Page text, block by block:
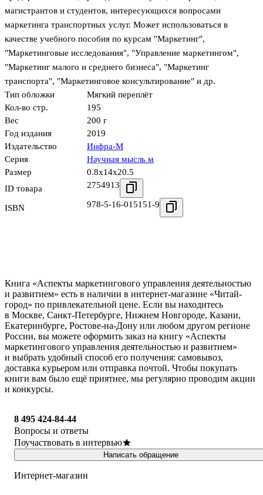
магистрантов и студентов, интересующихся вопросами
маркетинга транспортных услуг. Может использоваться в
качестве учебного пособия по курсам "Маркетинг",
"Маркетинговые исследования", "Управление маркетингом",
"Маркетинг малого и среднего бизнеса", "Маркетинг
транспорта", "Маркетинговое консультирование" и др.
Тип обложки
Мягкий переплёт
Кол-во стр.
195
Вес
200 г
Год издания
2019
Издательство
Инфра-М
Серия
Научная мысль м
Размер
0.8x14x20.5
ID товара
2754913
ISBN 978-5-16-015151-9
Книга «Аспекты маркетингового управления деятельностью
и развитием» есть в наличии в интернет-магазине «Читай-
город» по привлекательной цене. Если вы находитесь
в Москве, Санкт-Петербурге, Нижнем Новгороде, Казани,
Екатеринбурге, Ростове-на-Дону или любом другом регионе
России, вы можете оформить заказ на книгу «Аспекты
маркетингового управления деятельностью и развитием»
и выбрать удобный способ его получения: самовывоз,
доставка курьером или отправка почтой. Чтобы покупать
книги вам было ещё приятнее, мы регулярно проводим акции
и конкурсы.
8 495 424-84-44
Вопросы и ответы
Поучаствовать в интервью
Написать обращение
Интернет-магазин